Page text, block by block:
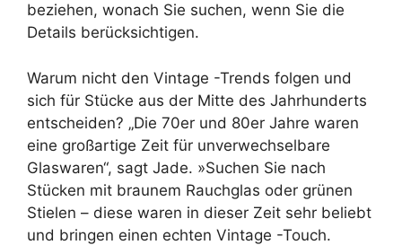
beziehen, wonach Sie suchen, wenn Sie die
Details berücksichtigen.
Warum nicht den Vintage -Trends folgen und
sich für Stücke aus der Mitte des Jahrhunderts
entscheiden? „Die 70er und 80er Jahre waren
eine großartige Zeit für unverwechselbare
Glaswaren“, sagt Jade. »Suchen Sie nach
Stücken mit braunem Rauchglas oder grünen
Stielen – diese waren in dieser Zeit sehr beliebt
und bringen einen echten Vintage -Touch.